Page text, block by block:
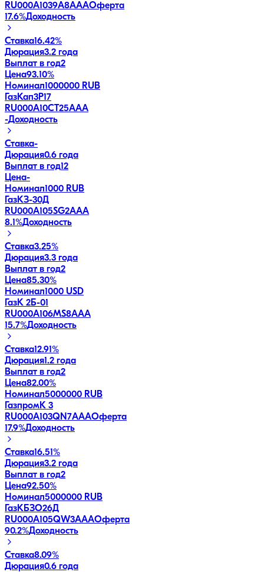
RU000A1039A8AAAОферта
17.6%Доходность
Ставка16.42%
Дюрация3.2 года
Выплат в год2
Цена93.10%
Номинал1000000 RUB
ГазКап3P17
RU000A10CT25AAA
-Доходность
Ставка-
Дюрация0.6 года
Выплат в год12
Цена-
Номинал1000 RUB
ГазКЗ-30Д
RU000A105SG2AAA
8.1%Доходность
Ставка3.25%
Дюрация3.3 года
Выплат в год2
Цена85.30%
Номинал1000 USD
ГазК 2Б-01
RU000A106MS8AAA
15.7%Доходность
Ставка12.91%
Дюрация1.2 года
Выплат в год2
Цена82.00%
Номинал5000000 RUB
ГазпромК 3
RU000A103QN7AAAОферта
17.9%Доходность
Ставка16.51%
Дюрация3.2 года
Выплат в год2
Цена92.50%
Номинал5000000 RUB
ГазКБЗО26Д
RU000A105QW3AAAОферта
90.2%Доходность
Ставка8.09%
Дюрация0.6 года